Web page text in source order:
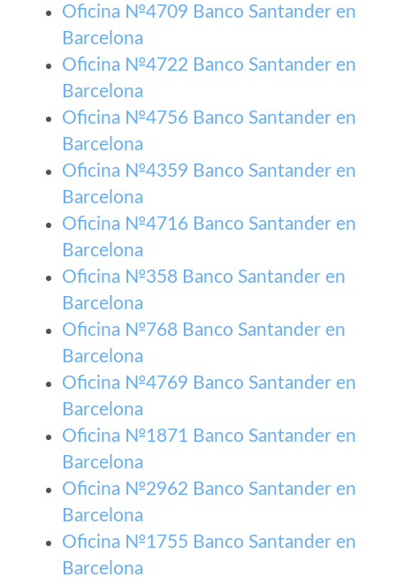
Oficina №4709 Banco Santander en
Barcelona
Oficina №4722 Banco Santander en
Barcelona
Oficina №4756 Banco Santander en
Barcelona
Oficina №4359 Banco Santander en
Barcelona
Oficina №4716 Banco Santander en
Barcelona
Oficina №358 Banco Santander en
Barcelona
Oficina №768 Banco Santander en
Barcelona
Oficina №4769 Banco Santander en
Barcelona
Oficina №1871 Banco Santander en
Barcelona
Oficina №2962 Banco Santander en
Barcelona
Oficina №1755 Banco Santander en
Barcelona